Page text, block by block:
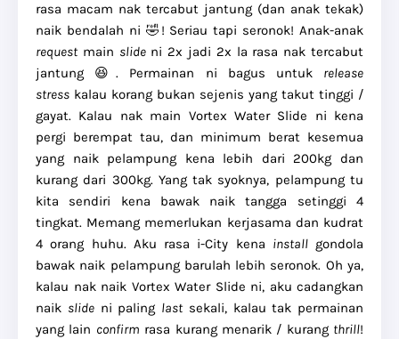
rasa macam nak tercabut jantung (dan anak tekak)
naik bendalah ni 🤣! Seriau tapi seronok! Anak-anak
requestmain slideni 2x jadi 2x la rasa nak tercabut
jantung 😆. Permainan ni bagus untuk release
stress kalau korang bukan sejenis yang takut tinggi /
gayat. Kalau nak main Vortex Water Slide ni kena
pergi berempat tau, dan minimum berat kesemua
yang naik pelampung kena lebih dari 200kg dan
kurang dari 300kg. Yang tak syoknya, pelampung tu
kita sendiri kena bawak naik tangga setinggi 4
tingkat. Memang memerlukan kerjasama dan kudrat
4 orang huhu. Aku rasa i-City kena installgondola
bawak naik pelampung barulah lebih seronok. Oh ya,
kalau nak naik Vortex Water Slide ni, aku cadangkan
naik slideni paling lastsekali, kalau tak permainan
yang lain confirm rasa kurang menarik / kurang thrill!